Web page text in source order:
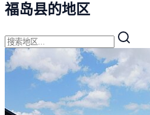
福岛县的地区